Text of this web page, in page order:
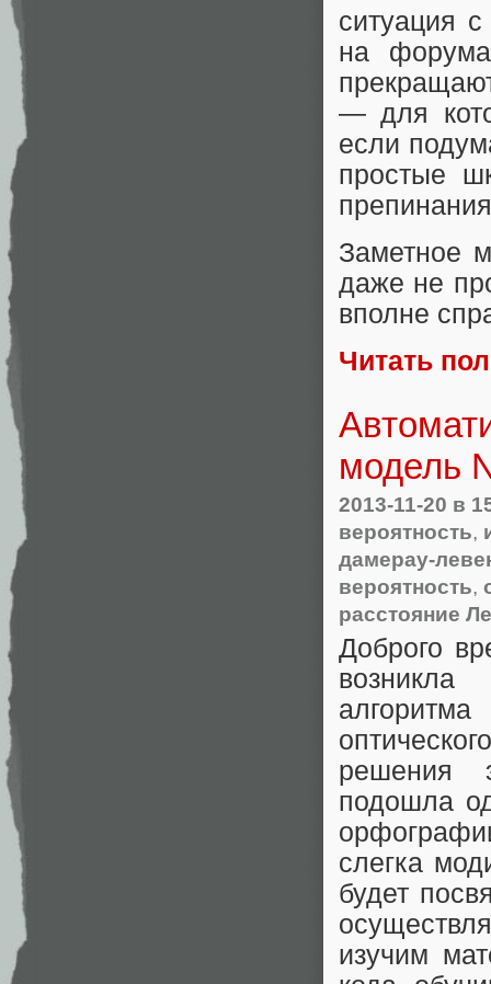
ситуация
на
— для
если
простые
Заметное
даже не
вполне
Читать
модель
2013-11-20 в
вероятность,
дамерау-
вероятность,
расстояние
Доброго
алгоритма
решения
подошла
слегка
будет
изучим